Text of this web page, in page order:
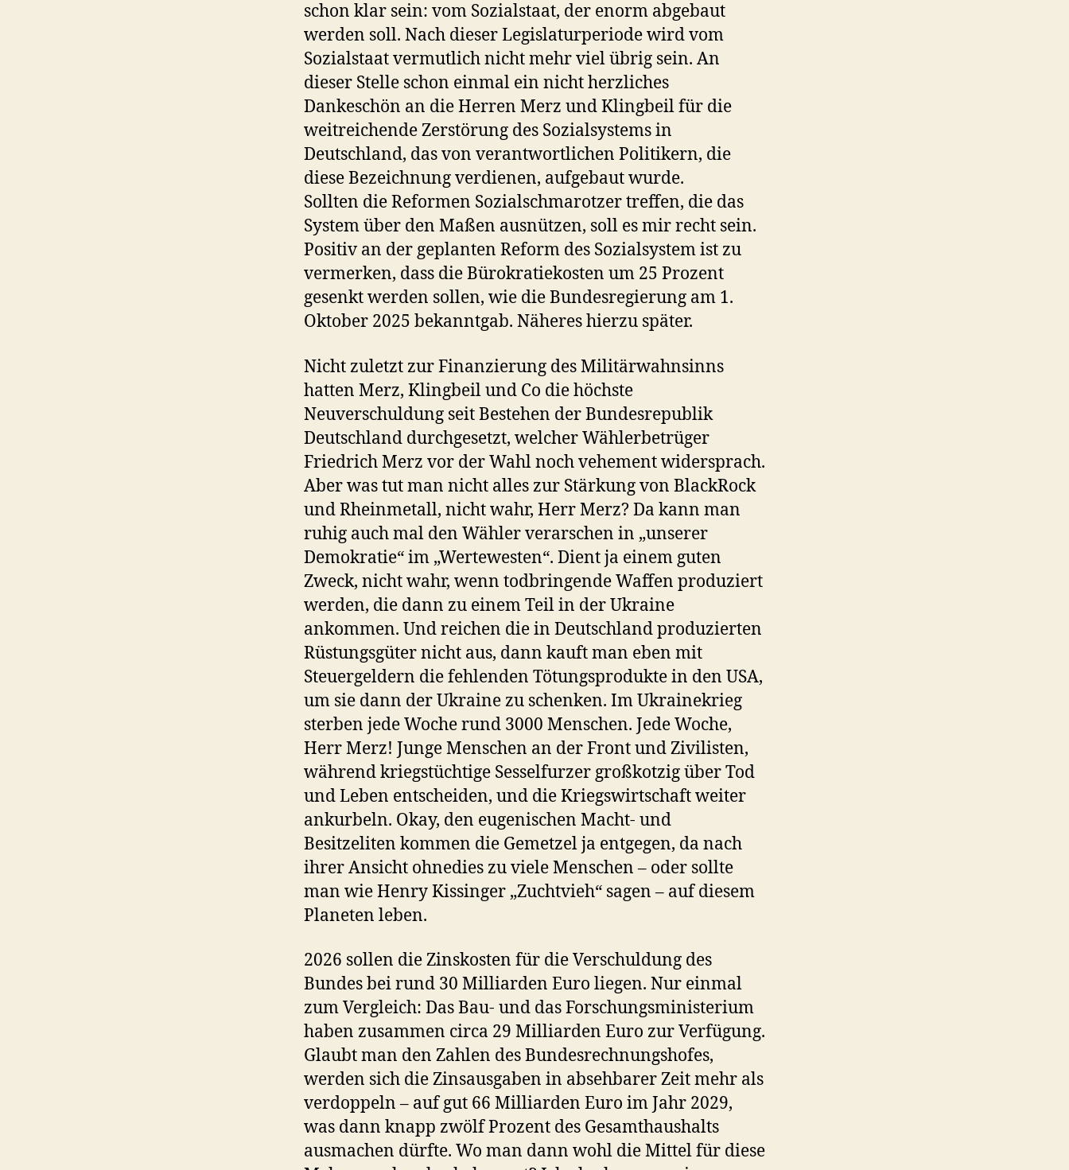
schon klar sein: vom Sozialstaat, der enorm abgebaut
werden soll. Nach dieser Legislaturperiode wird vom
Sozialstaat vermutlich nicht mehr viel übrig sein. An
dieser Stelle schon einmal ein nicht herzliches
Dankeschön an die Herren Merz und Klingbeil für die
weitreichende Zerstörung des Sozialsystems in
Deutschland, das von verantwortlichen Politikern, die
diese Bezeichnung verdienen, aufgebaut wurde.
Sollten die Reformen Sozialschmarotzer treffen, die das
System über den Maßen ausnützen, soll es mir recht sein.
Positiv an der geplanten Reform des Sozialsystem ist zu
vermerken, dass die Bürokratiekosten um 25 Prozent
gesenkt werden sollen, wie die Bundesregierung am 1.
Oktober 2025 bekanntgab. Näheres hierzu später.
Nicht zuletzt zur Finanzierung des Militärwahnsinns
hatten Merz, Klingbeil und Co die höchste
Neuverschuldung seit Bestehen der Bundesrepublik
Deutschland durchgesetzt, welcher Wählerbetrüger
Friedrich Merz vor der Wahl noch vehement widersprach.
Aber was tut man nicht alles zur Stärkung von BlackRock
und Rheinmetall, nicht wahr, Herr Merz? Da kann man
ruhig auch mal den Wähler verarschen in „unserer
Demokratie“ im „Wertewesten“. Dient ja einem guten
Zweck, nicht wahr, wenn todbringende Waffen produziert
werden, die dann zu einem Teil in der Ukraine
ankommen. Und reichen die in Deutschland produzierten
Rüstungsgüter nicht aus, dann kauft man eben mit
Steuergeldern die fehlenden Tötungsprodukte in den USA,
um sie dann der Ukraine zu schenken. Im Ukrainekrieg
sterben jede Woche rund 3000 Menschen. Jede Woche,
Herr Merz! Junge Menschen an der Front und Zivilisten,
während kriegstüchtige Sesselfurzer großkotzig über Tod
und Leben entscheiden, und die Kriegswirtschaft weiter
ankurbeln. Okay, den eugenischen Macht- und
Besitzeliten kommen die Gemetzel ja entgegen, da nach
ihrer Ansicht ohnedies zu viele Menschen – oder sollte
man wie Henry Kissinger „Zuchtvieh“ sagen – auf diesem
Planeten leben.
2026 sollen die Zinskosten für die Verschuldung des
Bundes bei rund 30 Milliarden Euro liegen. Nur einmal
zum Vergleich: Das Bau- und das Forschungsministerium
haben zusammen circa 29 Milliarden Euro zur Verfügung.
Glaubt man den Zahlen des Bundesrechnungshofes,
werden sich die Zinsausgaben in absehbarer Zeit mehr als
verdoppeln – auf gut 66 Milliarden Euro im Jahr 2029,
was dann knapp zwölf Prozent des Gesamthaushalts
ausmachen dürfte. Wo man dann wohl die Mittel für diese